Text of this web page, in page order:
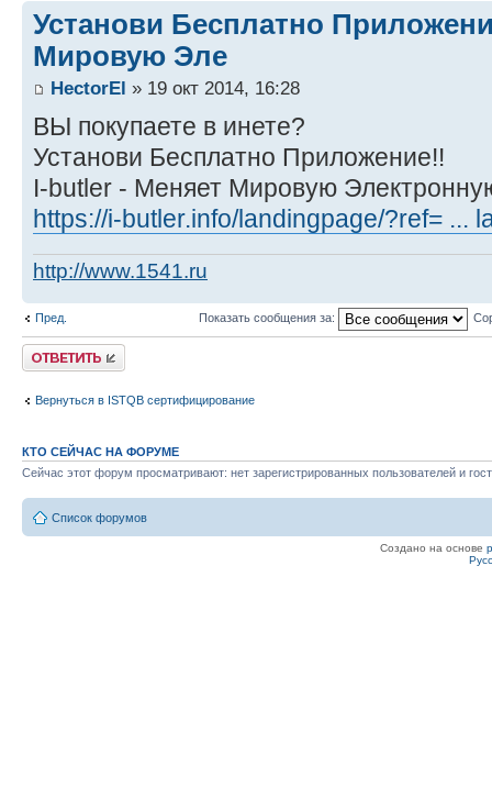
Установи Бесплатно
Мировую Эле
HectorEl » 19 окт 2014, 16:28
ВЫ покупаете в инете?
Установи Бесплатно Приложение!!
I-butler - Меняет Мировую
https://i-butler.info/landingpage/?ref= ...
http://www.1541.ru
Пред. Показать сообщения за:
Ответить
Вернуться в ISTQB сертифицирование
КТО СЕЙЧАС НА ФОРУМЕ
Сейчас этот форум просматривают: нет зарегистрированных пользователей и
Список форумов
Создано на основе